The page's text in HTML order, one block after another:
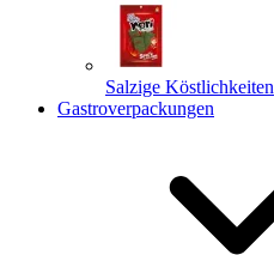
Salzige Köstlichkeiten
Gastroverpackungen